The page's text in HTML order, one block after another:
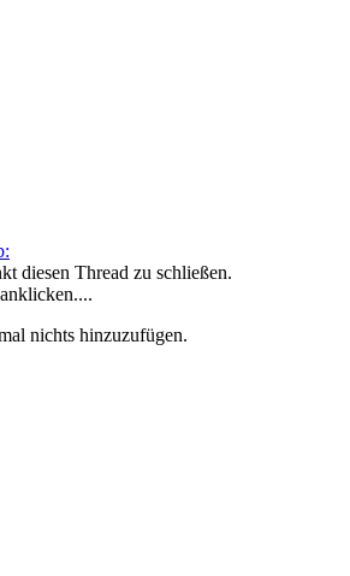
diesen Thread zu schließen.
nichts hinzuzufügen.